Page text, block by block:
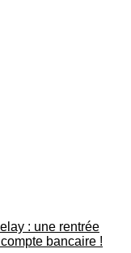
: une rentrée
bancaire !